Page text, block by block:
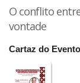
O conflito
vontade
Cartaz do